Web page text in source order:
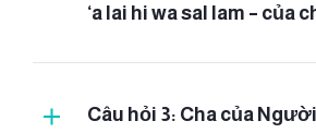
‘a lai hi wa sal lam – của
Câu hỏi 3: Cha của